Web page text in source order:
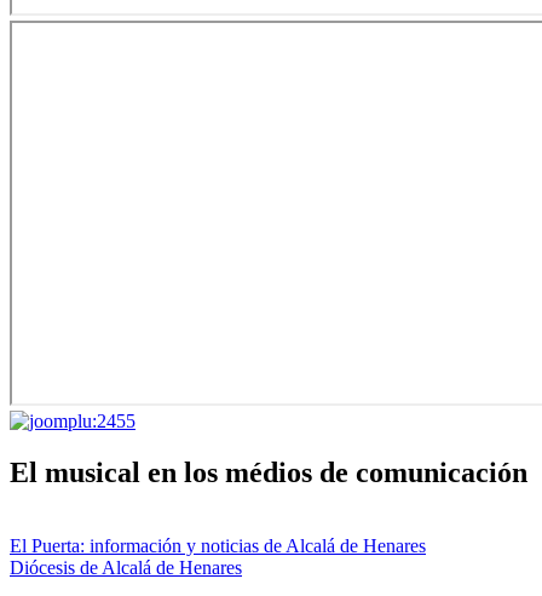
El musical en los médios de comunicación
El Puerta: información y noticias de Alcalá de Henares
Diócesis de Alcalá de Henares